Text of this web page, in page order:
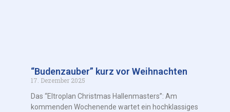
“Budenzauber” kurz vor Weihnachten
17. Dezember 2025
Das “Eltroplan Christmas Hallenmasters”: Am
kommenden Wochenende wartet ein hochklassiges